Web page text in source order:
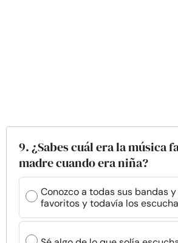
9. ¿Sabes cuál era la música
madre cuando era niña?
Conozco a todas sus bandas
favoritos y todavía los